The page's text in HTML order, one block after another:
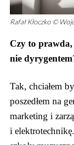
Rafał Kłoczko ©
Czy to prawda,
nie
Tak, chciałem
poszedłem na
marketing i
i